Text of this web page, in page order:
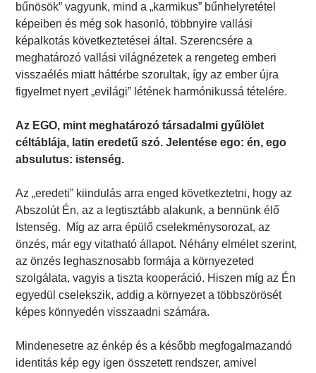
bűnösök” vagyunk, mind a „karmikus” bűnhelyretétel
képeiben és még sok hasonló, többnyire vallási
képalkotás következtetései által. Szerencsére a
meghatározó vallási világnézetek a rengeteg emberi
visszaélés miatt háttérbe szorultak, így az ember újra
figyelmet nyert „evilági” létének harmónikussá tételére.
Az EGO, mint meghatározó társadalmi gyűlölet
céltáblája, latin eredetű szó. Jelentése ego: én, ego
absulutus: istenség.
Az „eredeti” kiindulás arra enged következtetni, hogy az
Abszolút Én, az a legtisztább alakunk, a bennünk élő
Istenség. Míg az arra épülő cselekménysorozat, az
önzés, már egy vitatható állapot. Néhány elmélet szerint,
az önzés leghasznosabb formája a környezeted
szolgálata, vagyis a tiszta kooperáció. Hiszen míg az Én
egyedül cselekszik, addig a környezet a többszörösét
képes könnyedén visszaadni számára.
Mindenesetre az énkép és a később megfogalmazandó
identitás kép egy igen összetett rendszer, amivel